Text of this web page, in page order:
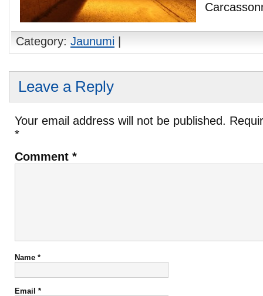
Category: Jaunumi
Leave a Reply
Your email address will not be published.
*
Comment *
Name *
Email *